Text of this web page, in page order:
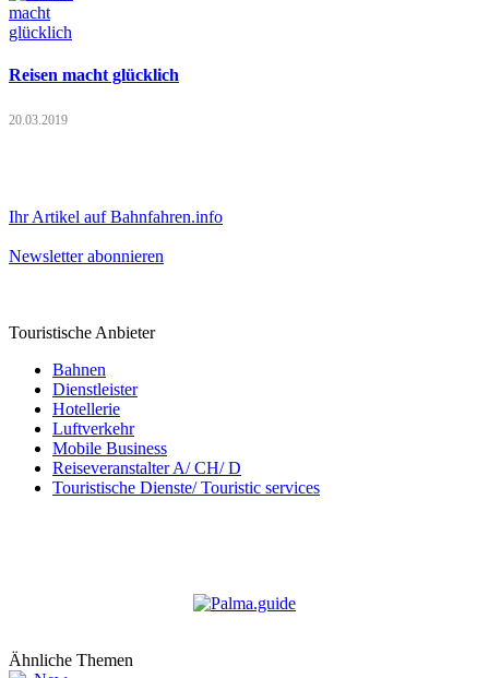
Reisen macht glücklich
20.03.2019
Ihr Artikel auf Bahnfahren.info
Newsletter abonnieren
Touristische Anbieter
Bahnen
Dienstleister
Hotellerie
Luftverkehr
Mobile Business
Reiseveranstalter A/ CH/ D
Touristische Dienste/ Touristic services
Ähnliche Themen